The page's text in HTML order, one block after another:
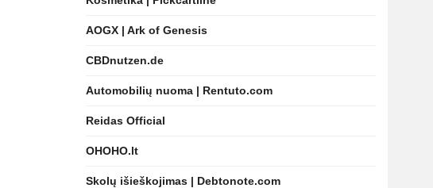
AOGX | Ark of Genesis
CBDnutzen.de
Automobilių nuoma | Rentuto.com
Reidas Official
OHOHO.lt
Skolų išieškojimas | Debtonote.com